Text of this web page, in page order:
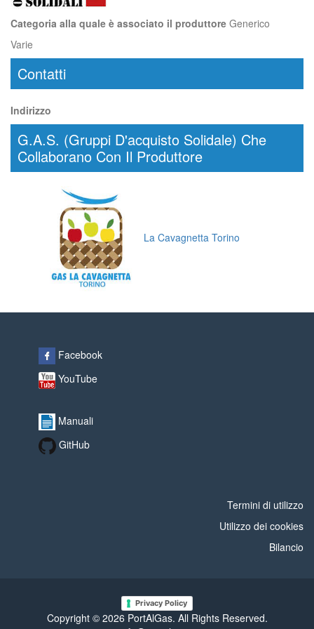
Categoria alla quale è associato il produttore Generico
Varie
Contatti
Indirizzo
G.A.S. (Gruppi D'acquisto Solidale) Che
Collaborano Con Il Produttore
La Cavagnetta Torino
Facebook
YouTube
Manuali
GitHub
Termini di utilizzo
Utilizzo dei cookies
Bilancio
Privacy Policy
Copyright © 2026 PortAlGas. All Rights Reserved.